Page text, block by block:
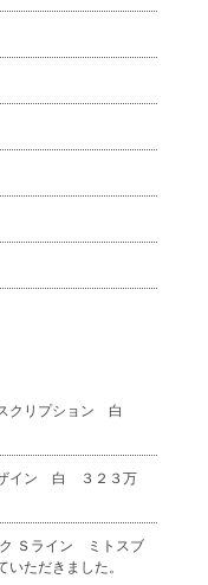
スクリプション 白
ザイン 白 ３２３万
Ｓライン ミトスブ
ただきました。